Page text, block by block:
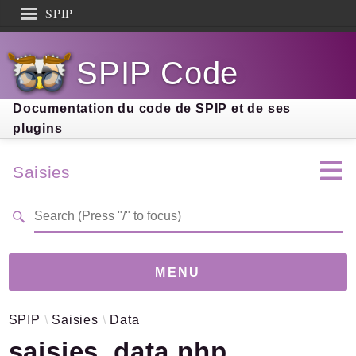
SPIP
Documentation
Contribution
Entraide
Découverte
SPIP Code
Documentation du code de SPIP et de ses
plugins
Saisies
MENU
Version6.3.4 (b2fe9d9)
Links
SPIP Saisies Data
Search results